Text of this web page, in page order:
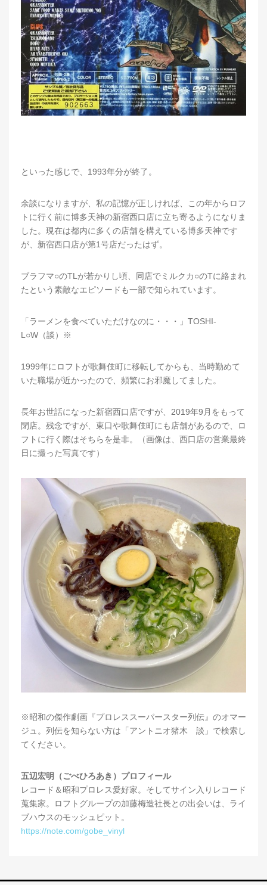
といった感じで、1993年分が終了。
余談になりますが、私の記憶が正しければ、この年からロフ
トに行く前に博多天神の新宿西口店に立ち寄るようになりま
した。現在は都内に多くの店舗を構えている博多天神です
が、新宿西口店が第1号店だったはず。
ブラフマ○のTLが若かりし頃、同店でミルクカ○のTに絡まれ
たという素敵なエピソードも一部で知られています。
「ラーメンを食べていただけなのに・・・」TOSHI-
L○W（談）※
1999年にロフトが歌舞伎町に移転してからも、当時勤めて
いた職場が近かったので、頻繁にお邪魔してました。
長年お世話になった新宿西口店ですが、2019年9月をもって
閉店。残念ですが、東口や歌舞伎町にも店舗があるので、ロ
フトに行く際はそちらを是非。（画像は、西口店の営業最終
日に撮った写真です）
※昭和の傑作劇画『プロレススーパースター列伝』のオマー
ジュ。列伝を知らない方は「アントニオ猪木 談」で検索し
てください。
五辺宏明（ごべひろあき）プロフィール
レコード＆昭和プロレス愛好家。そしてサイン入りレコード
蒐集家。ロフトグループの加藤梅造社長との出会いは、ライ
ブハウスのモッシュピット。
https://note.com/gobe_vinyl